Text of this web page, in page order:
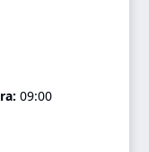
09:00